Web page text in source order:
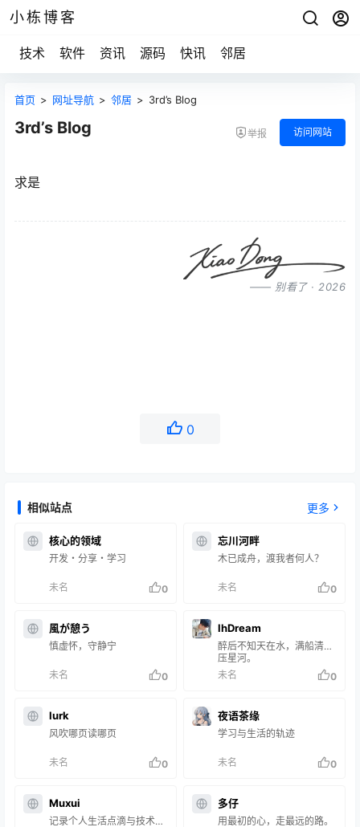
小栋博客
技术 软件 资讯 源码 快讯 邻居
首页 > 网址导航 > 邻居 > 3rd’s Blog
3rd’s Blog 举报 访问网站
求是
—— 别看了 · 2026
0
相似站点 更多
核心的领域
开发・分享・学习
未名 0
忘川河畔
木已成舟，渡我者何人？
未名 0
風が憩う
慎虚怀，守静宁
未名 0
lhDream
醉后不知天在水，满船清梦
压星河。
未名
0
lurk
风吹哪页读哪页
未名 0
夜语茶缘
学习与生活的轨迹
未名 0
Muxui
记录个人生活点滴与技术笔
多仔
用最初的心，走最远的路。